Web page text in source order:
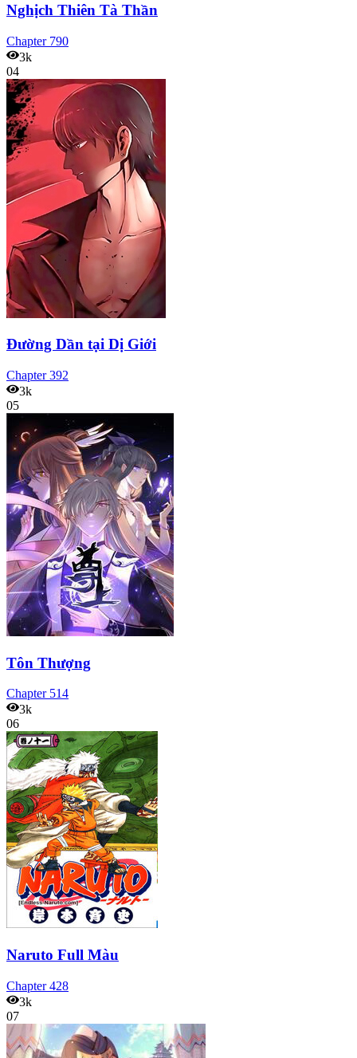
Nghịch Thiên Tà Thần
Chapter 790
3k
04
Đường Dần tại Dị Giới
Chapter392
3k
05
Tôn Thượng
Chapter 514
3k
06
Naruto Full Màu
Chapter428
3k
07